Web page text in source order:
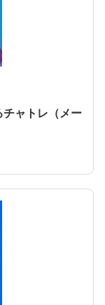
ャトレ（メー